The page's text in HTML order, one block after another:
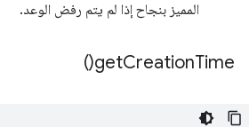
المميز بنجاح إذا لم يتم رفض الوعد.
getCreationTime(
)